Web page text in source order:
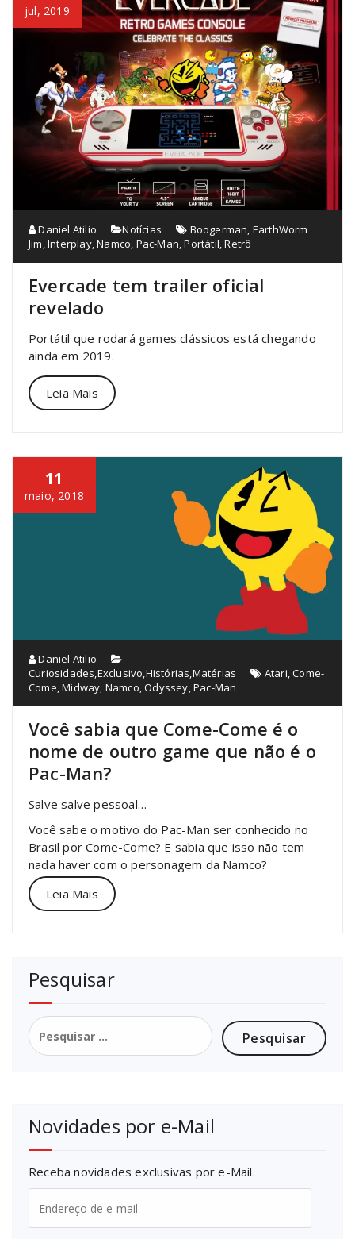
jul, 2019
Daniel Atilio Notícias Boogerman EarthWorm
Jim ,Interplay,Namco Pac-Man ,Portátil ,Retrô
Evercade tem trailer oficial
revelado
Portátil que rodará games clássicos está chegando
ainda em 2019.
Leia Mais
11
maio, 2018
Daniel Atilio
Curiosidades,Exclusivo,Histórias,Matérias Atari,Come-
Come,Midway, Namco,Odyssey,Pac-Man
Você sabia que Come-Come é o
nome de outro game que não é o
Pac-Man?
Salve salve pessoal…
Você sabe o motivo do Pac-Man ser conhecido no
Brasil por Come-Come? E sabia que isso não tem
nada haver com o personagem da Namco?
Leia Mais
Pesquisar
Pesquisar
por:
Novidades por e-Mail
Receba novidades exclusivas por e-Mail.
de
e-